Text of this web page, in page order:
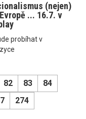
(nejen)
... 16.7. v
probíhat v
82 83
84
274